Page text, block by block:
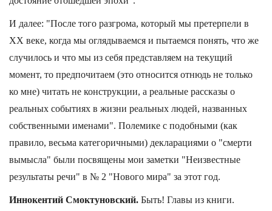
И далее: "После того разгрома, который мы претерпели в
ХХ веке, когда мы оглядываемся и пытаемся понять, что же
случилось и что мы из себя представляем на текущий
момент, то предпочитаем (это относится отнюдь не только
ко мне) читать не конструкции, а реальные рассказы о
реальных событиях в жизни реальных людей, названных
собственными именами". Полемике с подобными (как
правило, весьма категоричными) декларациями о "смерти
вымысла" были посвящены мои заметки "Неизвестные
результаты речи" в № 2 "Нового мира" за этот год.
Иннокентий Смоктуновский. Быть! Главы из книги.